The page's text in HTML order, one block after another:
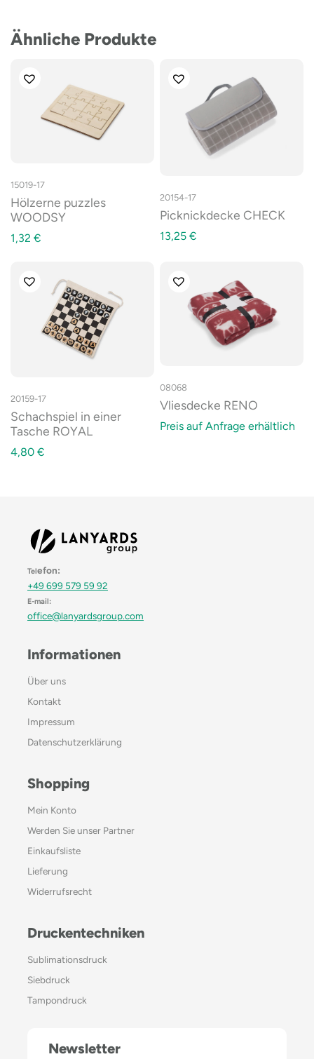
Ähnliche Produkte
15019-17
Hölzerne puzzles
WOODSY
1,32 €
20154-17
Picknickdecke CHECK
13,25 €
20159-17
Schachspiel in einer
Tasche ROYAL
4,80 €
08068
Vliesdecke RENO
Preis auf Anfrage erhältlich
Telefon:
+49 699 579 59 92
E-mail:
office@lanyardsgroup.com
Informationen
Über uns
Kontakt
Impressum
Datenschutzerklärung
Shopping
Mein Konto
Werden Sie unser Partner
Einkaufsliste
Lieferung
Widerrufsrecht
Druckentechniken
Sublimationsdruck
Siebdruck
Tampondruck
Newsletter